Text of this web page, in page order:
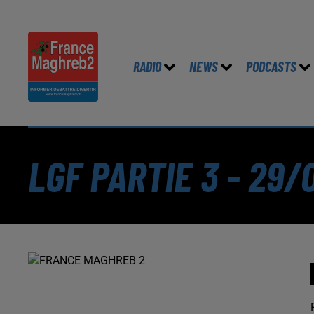
RADIO NEWS PODCASTS
LGF PARTIE 3 -